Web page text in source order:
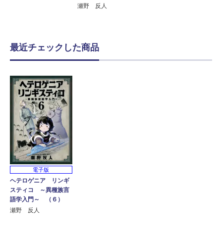
瀬野 反人
最近チェックした商品
電子版
ヘテロゲニア リンギ
スティコ ～異種族言
語学入門～ （６）
瀬野 反人